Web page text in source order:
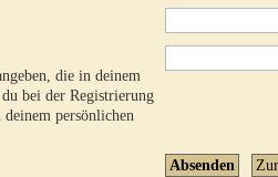
die in deinem
bei der Registrierung
persönlichen